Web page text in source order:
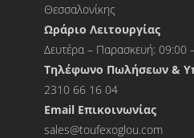
Θεσσαλονίκης
Ωράριο Λειτουργίας
Δευτέρα – Παρασκευή: 09:00
Τηλέφωνο Πωλήσεων &
2310 66 16 04
Εmail Επικοινωνίας
sales@toufexoglou.com